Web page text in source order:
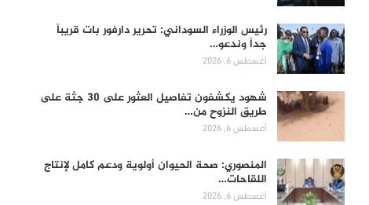
رئيس الوزراء السوداني: تحرير دارفور بات قريباً
جداً وندعو…
أغسطس 6, 2026
شهود يكشفون تفاصيل العثور على 30 جثة على
طريق النزوح من…
أغسطس 6, 2026
المنصوري: صحة الحيوان أولوية ودعم كامل لإنتاج
اللقاحات…
أغسطس 6, 2026